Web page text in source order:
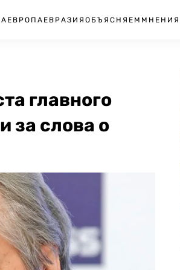
ЕВРОПА ЕВРАЗИЯ ОБЪЯСНЯЕМ МНЕНИЯ
главного
за слова о